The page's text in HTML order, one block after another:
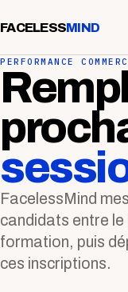
FACELESSMIND
PERFORMANCE
FacelessMind
candidats entre le
formation, puis
ces inscriptions.